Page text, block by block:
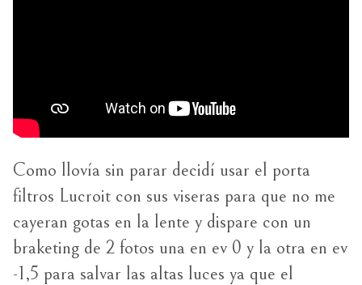
Como llovía sin parar decidí usar el porta
filtros Lucroit con sus viseras para que no me
cayeran gotas en la lente y dispare con un
braketing de 2 fotos una en ev 0 y la otra en ev
-1,5 para salvar las altas luces ya que el